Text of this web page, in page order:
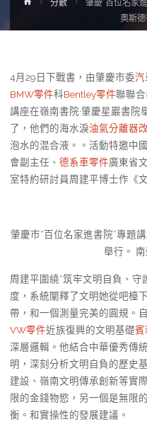
分數
肇慶“百位名家
奧斯
4月29日下戰書，由肇慶市委汽
BMW零件科Bentley零件聯聯
講座在嶺南書院·肇慶星巖書院
了，他們的海水淚油氣分離器
泡水的混合液。。活動特邀中
會副主任、 德系車零件廣東省文
室特約研討員周建平博士作《
肇慶市“百位名家進書院”專題
舉行。 南
周建平圍繞“筑牢文明自負、
度，系統闡釋了文明她從吧檯
帶，和一個測量完美的圓規。
VW零件近族復興的文明基礎賓
深層邏輯。他結合中華優秀傳
明，深刻分析文明自負的歷史
建設、嶺南文明傳承創新等實
限的金錢物慾，另一個是無限
衡。和實操性的發展建議。